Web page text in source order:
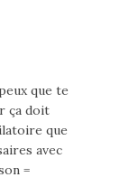
que te
ça doit
que
avec
=